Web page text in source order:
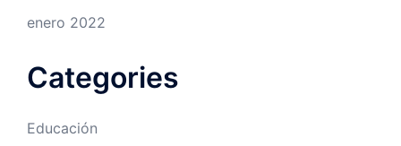
enero 2022
Categories
Educación